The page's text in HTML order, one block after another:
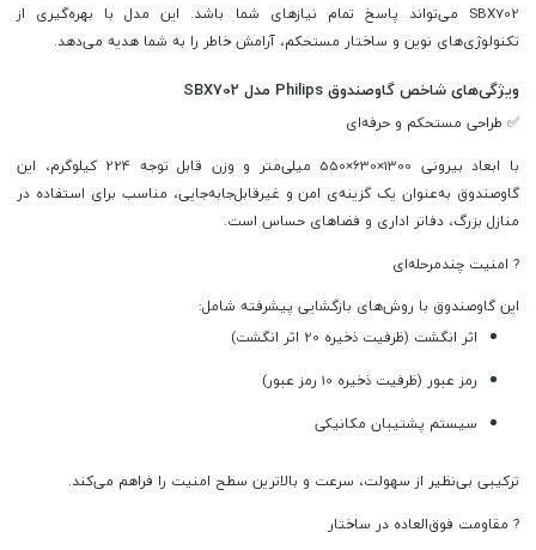
SBX702 می‌تواند پاسخ تمام نیازهای شما باشد. این مدل با بهره‌گیری از
تکنولوژی‌های نوین و ساختار مستحکم، آرامش خاطر را به شما هدیه می‌دهد.
ویژگی‌های شاخص گاوصندوق Philips مدل SBX702
✅ طراحی مستحکم و حرفه‌ای
با ابعاد بیرونی 1300×630×550 میلی‌متر و وزن قابل توجه 224 کیلوگرم، این
گاوصندوق به‌عنوان یک گزینه‌ی امن و غیرقابل‌جابه‌جایی، مناسب برای استفاده در
منازل بزرگ، دفاتر اداری و فضاهای حساس است.
? امنیت چند‌مرحله‌ای
این گاوصندوق با روش‌های بازگشایی پیشرفته شامل:
اثر انگشت (ظرفیت ذخیره 20 اثر انگشت)
رمز عبور (ظرفیت ذخیره 10 رمز عبور)
سیستم پشتیبان مکانیکی
ترکیبی بی‌نظیر از سهولت، سرعت و بالاترین سطح امنیت را فراهم می‌کند.
?️ مقاومت فوق‌العاده در ساختار